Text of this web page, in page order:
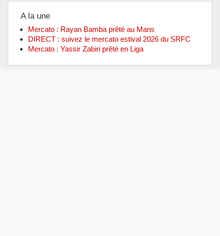
A la une
Mercato : Rayan Bamba prêté au Mans
DIRECT : suivez le mercato estival 2026 du SRFC
Mercato : Yassir Zabiri prêté en Liga